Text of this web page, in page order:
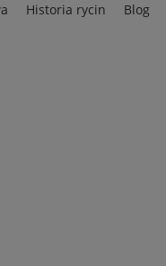
Historia rycin Blog